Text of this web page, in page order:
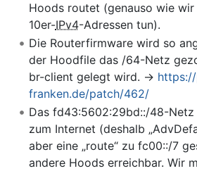
Hoods routet (genauso wie
10er-IPv4-Adressen tun).
Die Routerfirmware wird so
der Hoodfile das /64-Netz
br-client gelegt wird. →
franken.de/patch/462/
Das fd43:5602:29bd::/48-Netz
zum Internet (deshalb
aber eine „route“ zu fc00::/7
andere Hoods erreichbar. Wir